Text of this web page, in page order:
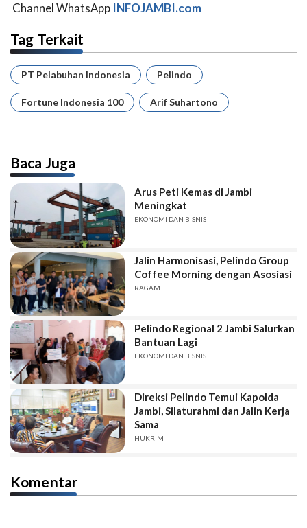
Channel WhatsApp INFOJAMBI.com
Tag Terkait
PT Pelabuhan Indonesia Pelindo
Fortune Indonesia 100 Arif Suhartono
Baca Juga
Arus Peti Kemas di Jambi
Meningkat
EKONOMI DAN BISNIS
Jalin Harmonisasi, Pelindo Group
Coffee Morning dengan Asosiasi
RAGAM
Pelindo Regional 2 Jambi Salurkan
Bantuan Lagi
EKONOMI DAN BISNIS
Direksi Pelindo Temui Kapolda
Jambi, Silaturahmi dan Jalin Kerja
Sama
HUKRIM
Komentar